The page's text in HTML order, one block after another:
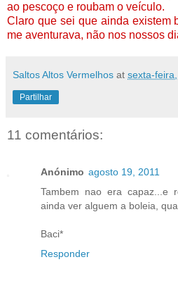
ao pescoço e roubam o veículo.
Claro que sei que ainda existem
me aventurava, não nos nossos
Saltos Altos Vermelhos at sexta-
Partilhar
11 comentários:
Anónimo agosto 19, 2011
Tambem nao era capaz...e
ainda ver alguem a boleia,
Baci*
Responder